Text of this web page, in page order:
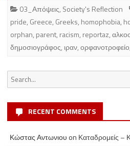
03_Απόψεις, Society's Reflection
pride, Greece, Greeks, homophobia,
orphan, parent, racism, reportaz,
δημοσιογράφος, ιραν,ορφανοτροφείο
Search
for:
RECENT COMMENTS
Κώστας Αντωνιου on Καταδρομείς –